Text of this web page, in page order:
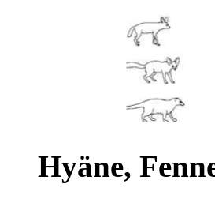
Hyäne,